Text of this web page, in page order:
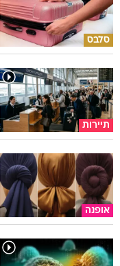
סלבס
תיירות
אופנה